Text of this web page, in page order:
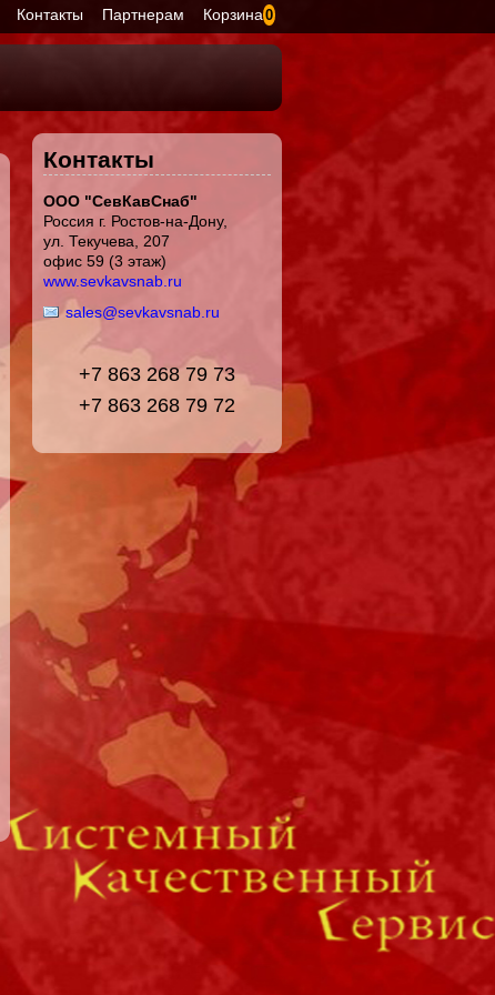
Контакты Партнерам Корзина 0
Контакты
ООО "СевКавСнаб"
Россия г. Ростов-на-Дону,
ул. Текучева, 207
офис 59 (3 этаж)
www.sevkavsnab.ru
sales@sevkavsnab.ru
+7 863 268 79 73
+7 863 268 79 72